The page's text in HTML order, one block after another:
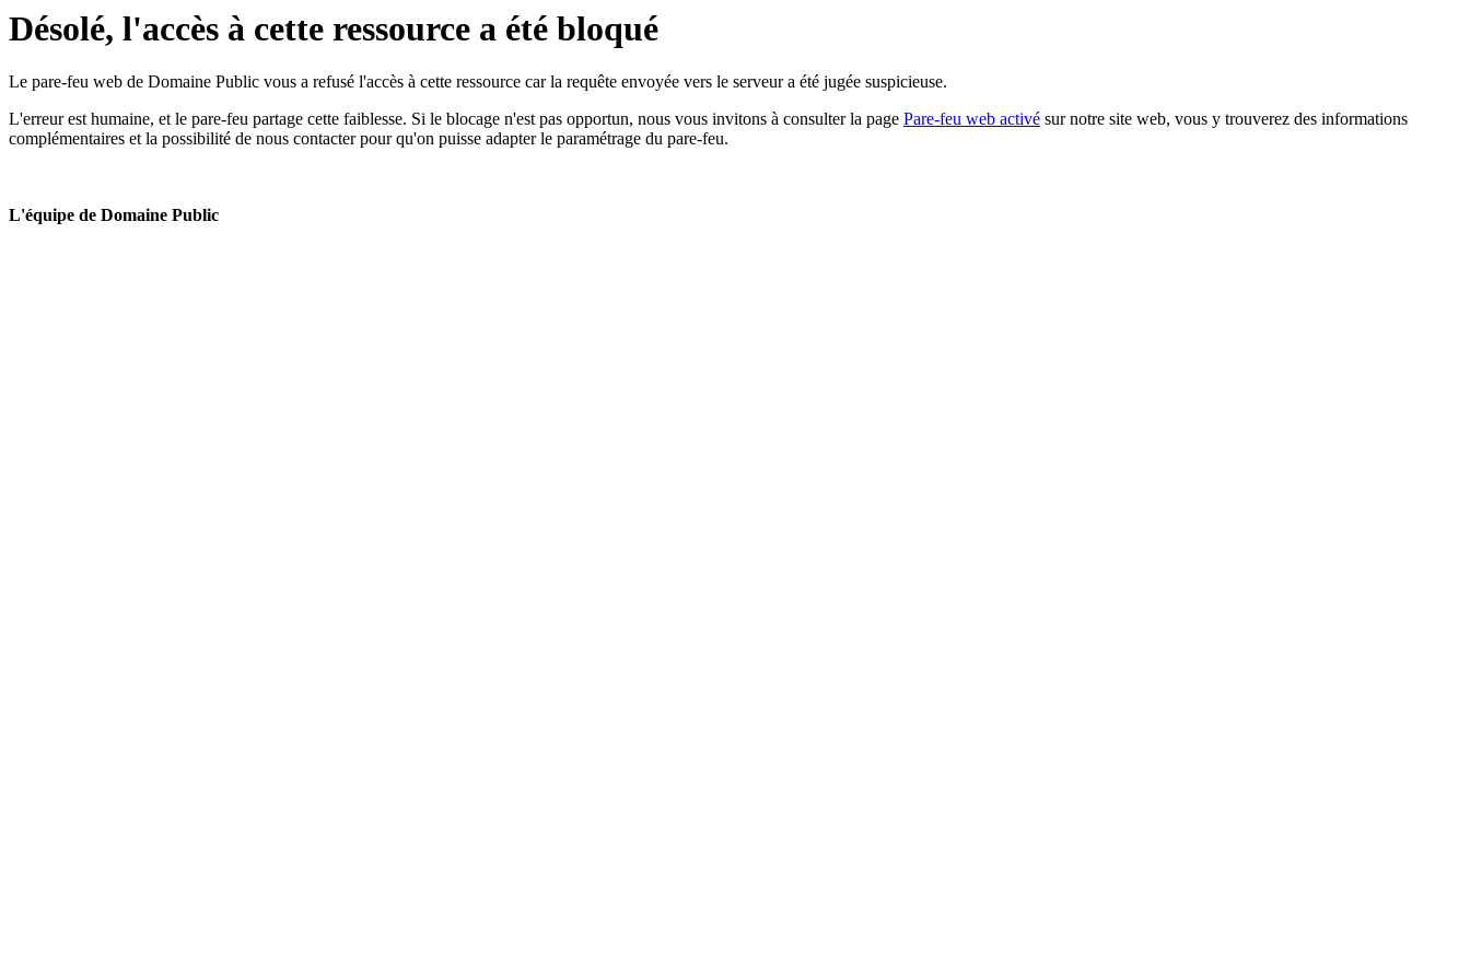
Désolé, l'accès à cette ressource a été bloqué
Le pare-feu web de Domaine Public vous a refusé l'accès à cette ressource car la requête envoyée vers le serveur a été jugée suspicieuse.
L'erreur est humaine, et le pare-feu partage cette faiblesse. Si le blocage n'est pas opportun, nous vous invitons à consulter la page Pare-feu web activé sur notre site web, vous y trouverez des informations
complémentaires et la possibilité de nous contacter pour qu'on puisse adapter le paramétrage du pare-feu.
L'équipe de Domaine Public